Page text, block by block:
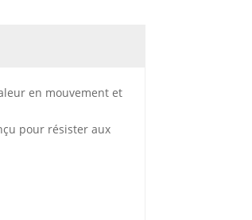
en mouvement et
pour résister aux